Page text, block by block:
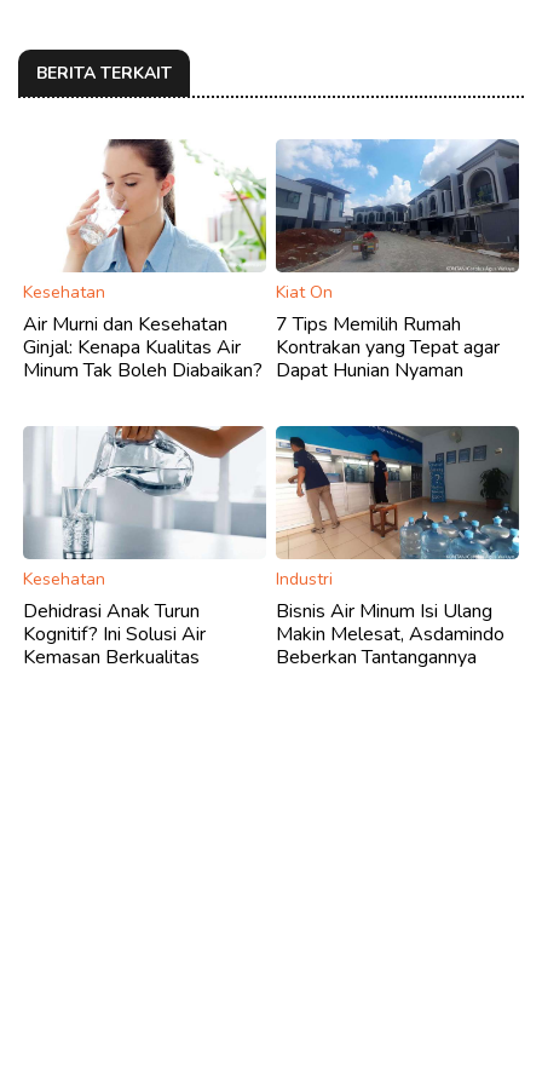
BERITA TERKAIT
Kesehatan
Air Murni dan Kesehatan
Ginjal: Kenapa Kualitas Air
Minum Tak Boleh Diabaikan?
Kiat On
7 Tips Memilih Rumah
Kontrakan yang Tepat agar
Dapat Hunian Nyaman
Kesehatan
Dehidrasi Anak Turun
Kognitif? Ini Solusi Air
Kemasan Berkualitas
Industri
Bisnis Air Minum Isi Ulang
Makin Melesat, Asdamindo
Beberkan Tantangannya